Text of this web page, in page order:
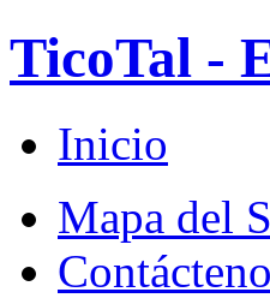
TicoTal -
Inicio
Mapa del